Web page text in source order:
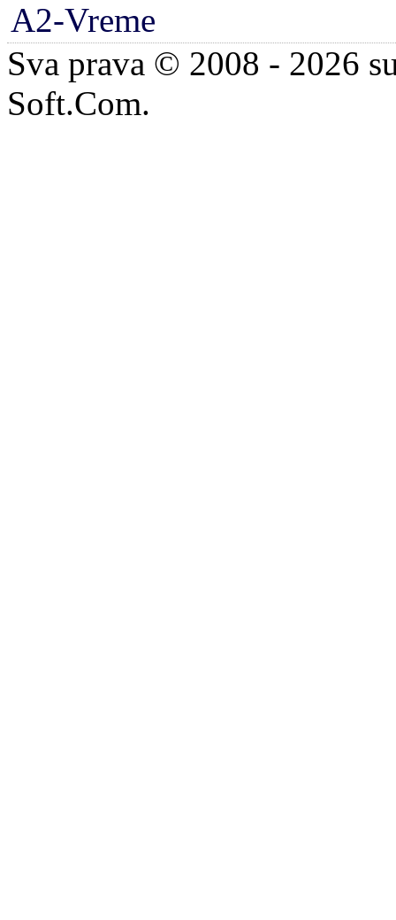
A2-Vreme
Sva prava © 2008 - 2026
Soft.Com.